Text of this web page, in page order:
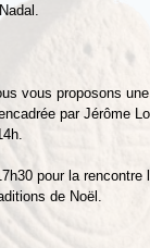
vous proposons
par Jérôme
pour la
de Noël.